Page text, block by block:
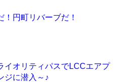
！円町リバーブだ！
イオリティパスでLCCエアプ
ジに潜入～♪